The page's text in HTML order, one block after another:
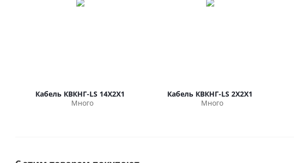
Кабель КВКНГ-LS 14Х2Х1
Много
Кабель КВКНГ-LS 2Х2Х1
Много